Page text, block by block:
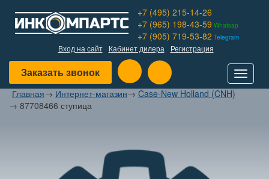
+7 (495) 215-14-26
+7 (965) 198-43-59 Whatsap
+7 (905) 719-53-82 Telegram
Вход на сайт Кабинет дилера Регистрация
Заказать звонок
Toggle
Главная→ Интернет-магазин→ Case-New Holland (CNH)
→ 87708466 ступица